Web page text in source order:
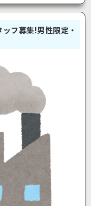
フ募集!男性限定・